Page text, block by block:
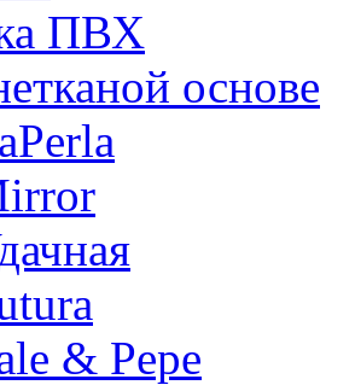
ПВХ
основе
& Pepe